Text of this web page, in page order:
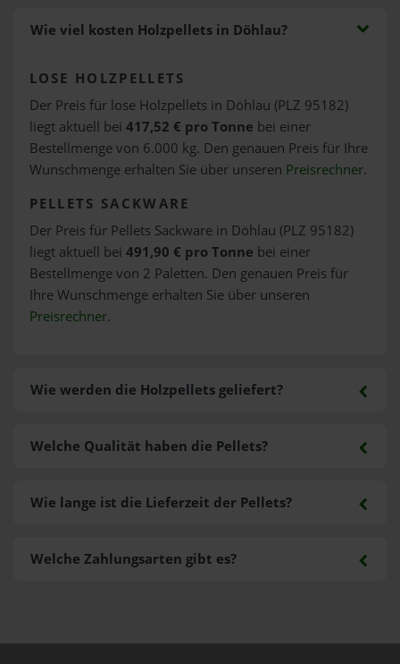
Wie viel kosten Holzpellets in Döhlau?
LOSE HOLZPELLETS
Der Preis für lose Holzpellets in Döhlau (PLZ 95182)
liegt aktuell bei 417,52 € pro Tonne bei einer
Bestellmenge von 6.000 kg. Den genauen Preis für Ihre
Wunschmenge erhalten Sie über unseren Preisrechner.
PELLETS SACKWARE
Der Preis für Pellets Sackware in Döhlau (PLZ 95182)
liegt aktuell bei 491,90 € pro Tonne bei einer
Bestellmenge von 2 Paletten. Den genauen Preis für
Ihre Wunschmenge erhalten Sie über unseren
Preisrechner.
Wie werden die Holzpellets geliefert?
Welche Zahlungsarten gibt es?
Welche Qualität haben die Pellets?
Wie lange ist die Lieferzeit der Pellets?